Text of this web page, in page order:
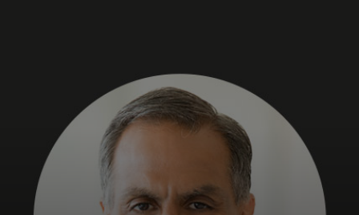
Biznes uchun
Butun dunyo uchun
Innovatorlar uchun